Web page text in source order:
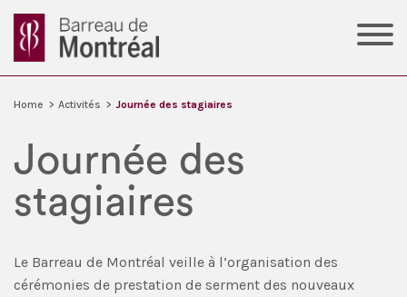
Home > Activités > Journée des stagiaires
Journée des
stagiaires
Le Barreau de Montréal veille à l’organisation des
cérémonies de prestation de serment des nouveaux